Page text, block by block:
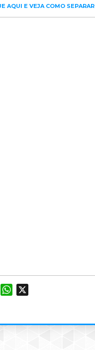
AQUI E VEJA COMO SEPARAR
FacebookWhatsApp